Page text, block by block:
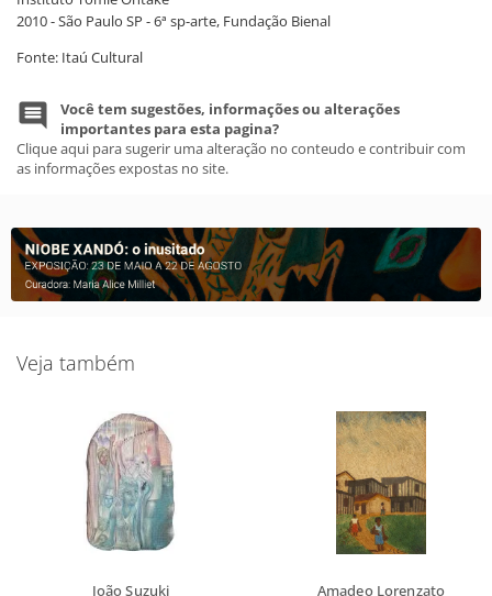
2010 - São Paulo SP - 6ª sp-arte, Fundação Bienal
Fonte: Itaú Cultural
Você tem sugestões, informações ou alterações
importantes para esta pagina?
Clique aqui para sugerir uma alteração no conteudo e contribuir com
as informações expostas no site.
Veja também
João Suzuki
Amadeo Lorenzato